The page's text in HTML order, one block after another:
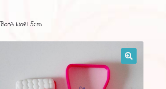
Noel 5cm